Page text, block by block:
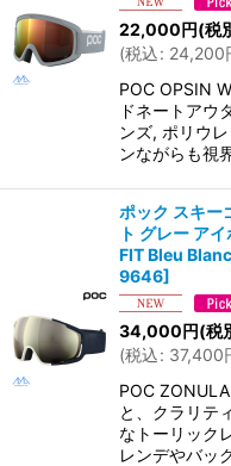
22,000円(税
(税込: 24,200
POC OPSIN
ドネートアウ
ンズ, ポリウ
ンながらも視
ポック スキー
ト グレー ア
FIT Bleu
9646]
34,000円(税
(税込: 37,400
POC
と、クラリテ
なトーリック
レンデやバッ